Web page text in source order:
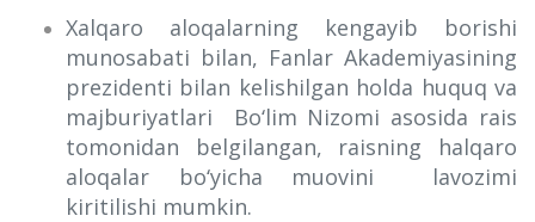
Xalqaro aloqalarning kengayib borishi
munosabati bilan, Fanlar Akademiyasining
prezidenti bilan kelishilgan holda huquq va
majburiyatlari Bo‘lim Nizomi asosida rais
tomonidan belgilangan, raisning halqaro
aloqalar bo‘yicha muovini lavozimi
kiritilishi mumkin.